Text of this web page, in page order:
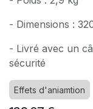
- Dimensions :
- Livré avec un
sécurité
Effets d'aniamtion